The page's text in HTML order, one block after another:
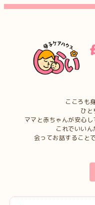
こころも
ひと
ママと赤ちゃんが安心し
これでいいん
会ってお話すること